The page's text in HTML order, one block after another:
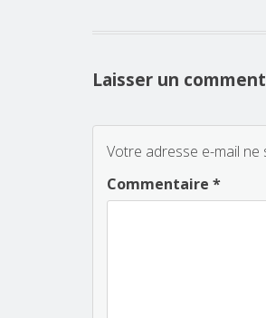
Laisser un
Votre adresse e-mail ne
Commentaire *